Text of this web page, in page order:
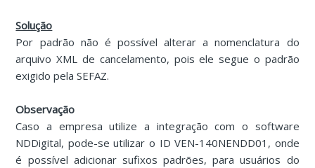
Solução
Por padrão não é possível alterar a nomenclatura do
arquivo XML de cancelamento, pois ele segue o padrão
exigido pela SEFAZ.
Observação
Caso a empresa utilize a integração com o software
NDDigital, pode-se utilizar o ID VEN-140NENDD01, onde
é possível adicionar sufixos padrões, para usuários do